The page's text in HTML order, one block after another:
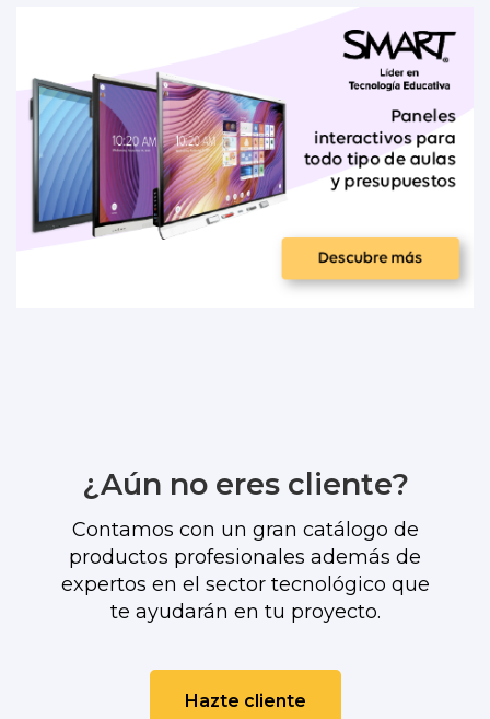
¿Aún no eres cliente?
Contamos con un gran catálogo de
productos profesionales además de
expertos en el sector tecnológico que
te ayudarán en tu proyecto.
Hazte cliente